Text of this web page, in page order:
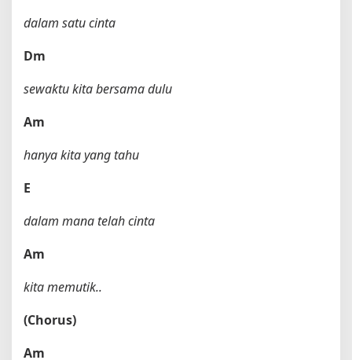
dalam satu cinta
Dm
sewaktu kita bersama dulu
Am
hanya kita yang tahu
E
dalam mana telah cinta
Am
kita memutik..
(Chorus)
Am